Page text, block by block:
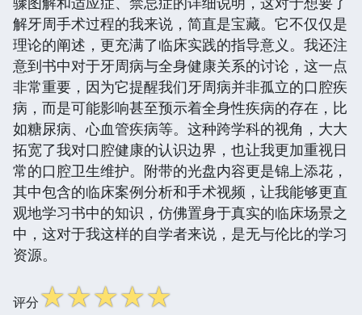
解牙周手术过程的我来说，简直是宝藏。它不仅仅是
理论的阐述，更充满了临床实践的指导意义。我还注
意到书中对于牙周病与全身健康关系的讨论，这一点
非常重要，因为它提醒我们牙周病并非孤立的口腔疾
病，而是可能影响甚至预示着全身性疾病的存在，比
如糖尿病、心血管疾病等。这种跨学科的视角，大大
拓宽了我对口腔健康的认识边界，也让我更加重视日
常的口腔卫生维护。附带的光盘内容更是锦上添花，
其中包含的临床案例分析和手术视频，让我能够更直
观地学习书中的知识，仿佛置身于真实的临床场景之
中，这对于我这样的自学者来说，是无与伦比的学习
资源。
评分☆☆☆☆☆